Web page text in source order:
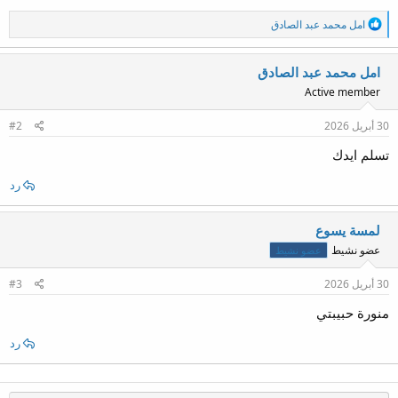
ا
ل
ت
ا
ع
ت
امل محمد عبد الصادق
امل محمد عبد الصادق
Active member
30 أبريل 2026 #2
تسلم ايدك
رد
لمسة يسوع
عضو نشيط عضو نشيط
30 أبريل 2026 #3
منورة حبيبتي
رد